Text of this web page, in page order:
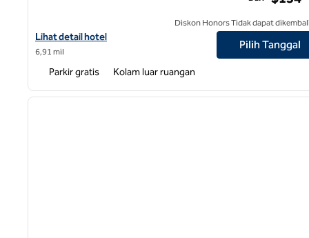
Lihat perincian hotel untuk DoubleTree Suites by Hilton Hotel
Lihat detail hotel
6,91 mil
Diskon Honors Tidak dapat
Pilih Tanggal
Parkir gratis Kolam luar ruangan
1 dari 11